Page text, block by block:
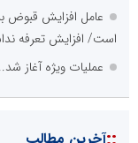
عامل افزایش قبوض
است/ افزایش تعرفه
عملیات ویژه آغاز